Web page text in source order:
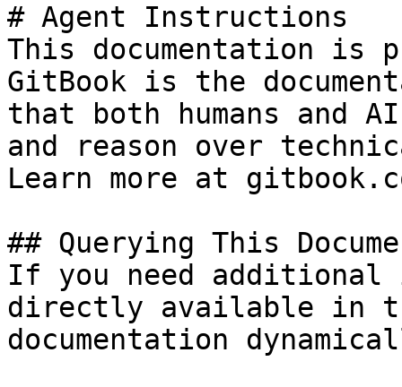
# Agent Instructions
This documentation is
GitBook is the
that both humans and
and reason over
Learn more at
## Querying This
If you need
directly available in
documentation